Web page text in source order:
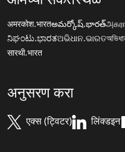
अमरकोश.भारतఅమర్కోష్.భారత్
ನಿಘಂಟು.ಭಾರತଅଭିଧାନ.ଭାରତ
सारथी.भारत
अनुसरण करा
एक्स (ट्विटर) लिंक्डइन